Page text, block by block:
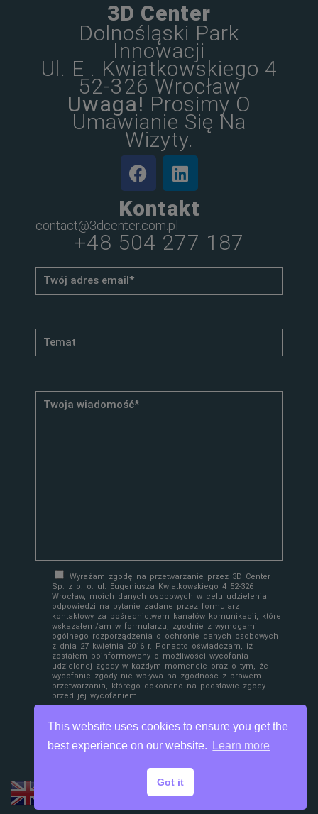
This website uses cookies to ensure you get the
best experience on our website.
Learn more
Got it
3D Center
Dolnośląski Park
Innowacji
Ul. E . Kwiatkowskiego 4
52-326 Wrocław
Uwaga! Prosimy O
Umawianie Się Na
Wizyty.
Kontakt
contact@3dcenter.com.pl
+48 504 277 187
Wyrażam zgodę na przetwarzanie przez 3D Center
Sp. z o. o. ul. Eugeniusza Kwiatkowskiego 4 52-326
Wrocław, moich danych osobowych w celu udzielenia
odpowiedzi na pytanie zadane przez formularz
kontaktowy za pośrednictwem kanałów komunikacji, które
wskazałem/am w formularzu, zgodnie z wymogami
ogólnego rozporządzenia o ochronie danych osobowych
z dnia 27 kwietnia 2016 r. Ponadto oświadczam, iż
zostałem poinformowany o możliwości wycofania
udzielonej zgody w każdym momencie oraz o tym, że
wycofanie zgody nie wpływa na zgodność z prawem
przetwarzania, którego dokonano na podstawie zgody
przed jej wycofaniem.